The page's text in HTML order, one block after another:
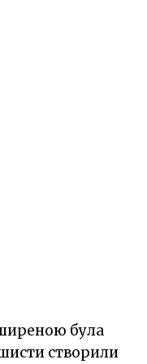
була
створили